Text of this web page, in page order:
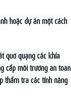
hoặc dự án một cách
quờ quạng các khía
cấp môi trường an toàn
thẩm tra các tính năng